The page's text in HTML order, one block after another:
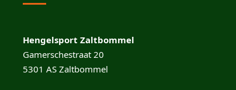
Hengelsport Zaltbommel
Gamerschestraat 20
5301 AS Zaltbommel